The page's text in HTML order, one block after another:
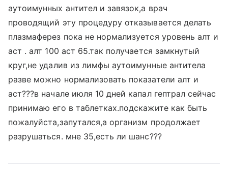
аутоимунных антител и завязок,а врач
проводящий эту процедуру отказывается делать
плазмаферез пока не нормализуется уровень алт и
аст . алт 100 аст 65.так получается замкнутый
круг,не удалив из лимфы аутоимунные антитела
разве можно нормализовать показатели алт и
аст???в начале июля 10 дней капал гептрал сейчас
принимаю его в таблетках.подскажите как быть
пожалуйста,запутался,а организм продолжает
разрушаться. мне 35,есть ли шанс???